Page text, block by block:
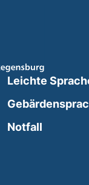
window)
Leichte
Notfall